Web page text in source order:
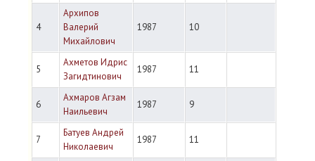
4
Архипов
Валерий
Михайлович
1987 10
5
Ахметов Идрис
Загидтинович
1987 11
6
Ахмаров Агзам
Наильевич
1987 9
7
Батуев Андрей
Николаевич
1987 11